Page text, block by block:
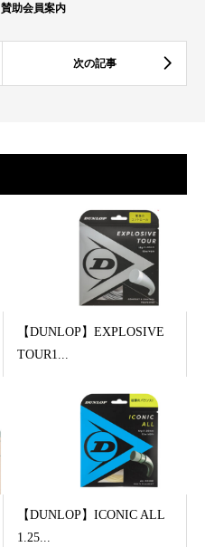
賛助会員案内
【DUNLOP】EXPLOSIVE
TOUR1...
【DUNLOP】ICONIC ALL
1.25...